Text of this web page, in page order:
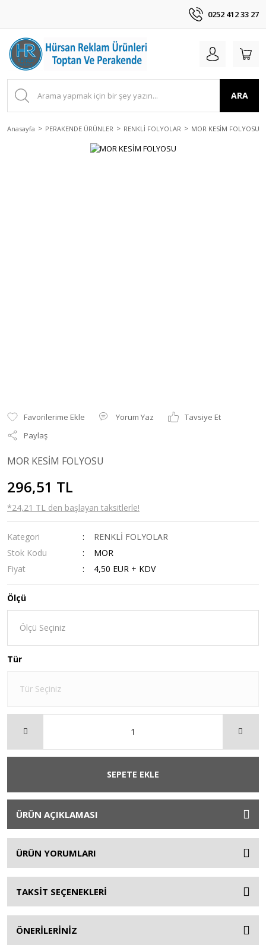
0252 412 33 27
ARA
Anasayfa PERAKENDE ÜRÜNLER RENKLİ FOLYOLAR MOR KESİM FOLYOSU
Yorum Yaz
Tavsiye Et
Paylaş
MOR KESİM FOLYOSU
296,51 TL
*24,21 TL den başlayan taksitlerle!
Kategori
RENKLİ FOLYOLAR
Stok Kodu
MOR
Fiyat
4,50 EUR + KDV
Ölçü
Tür
SEPETE EKLE
ÜRÜN AÇIKLAMASI
ÜRÜN YORUMLARI
TAKSİT SEÇENEKLERİ
ÖNERİLERİNİZ